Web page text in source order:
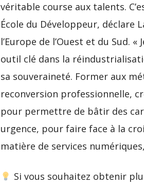
véritable course aux talents.
École du Développeur, déclare
l’Europe de l’Ouest et du Sud.
outil clé dans la
sa souveraineté. Former aux
reconversion professionnelle,
pour permettre de bâtir des
urgence, pour faire face à la
matière de services
Si vous souhaitez obtenir